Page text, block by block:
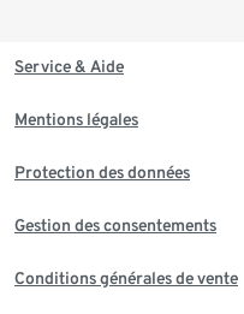
Service & Aide
Mentions légales
Protection des données
Gestion des consentements
Conditions générales de vente